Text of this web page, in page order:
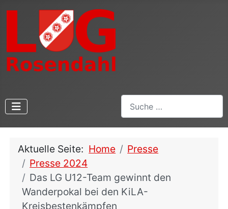
Suchen
Aktuelle Seite: Home
Presse
Presse 2024
Das LG U12-Team gewinnt den
Wanderpokal bei den KiLA-
Kreisbestenkämpfen